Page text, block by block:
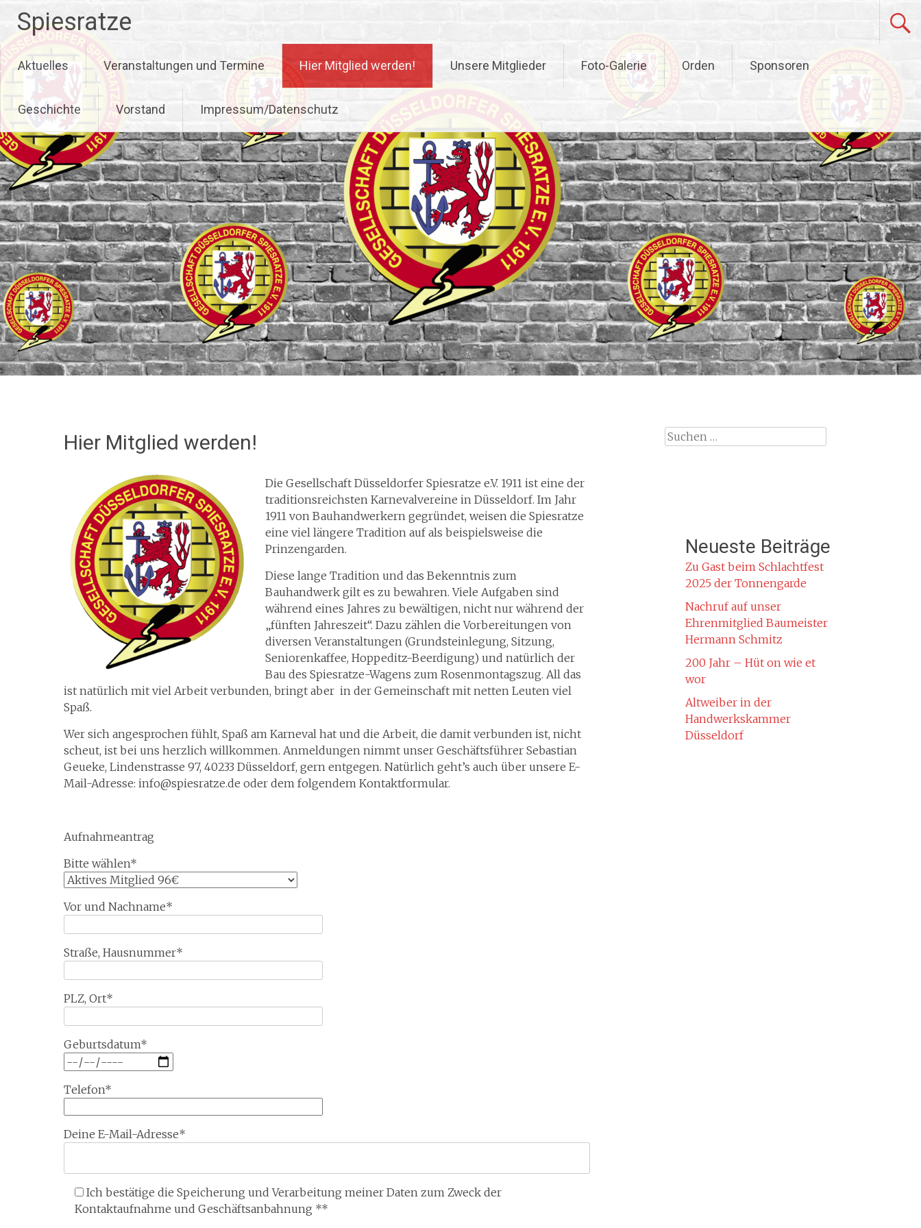
Inhalt
springen
Spiesratze
Aktuelles Veranstaltungen und Termine Hier Mitglied werden! Unsere Mitglieder Foto-Galerie Orden Sponsoren
Geschichte Vorstand Impressum/Datenschutz
Hier Mitglied werden!
Die Gesellschaft Düsseldorfer Spiesratze e.V. 1911 ist eine der
traditionsreichsten Karnevalvereine in Düsseldorf. Im Jahr
1911 von Bauhandwerkern gegründet, weisen die Spiesratze
eine viel längere Tradition auf als beispielsweise die
Prinzengarden.
Diese lange Tradition und das Bekenntnis zum
Bauhandwerk gilt es zu bewahren. Viele Aufgaben sind
während eines Jahres zu bewältigen, nicht nur während der
„fünften Jahreszeit“. Dazu zählen die Vorbereitungen von
diversen Veranstaltungen (Grundsteinlegung, Sitzung,
Seniorenkaffee, Hoppeditz-Beerdigung) und natürlich der
Bau des Spiesratze-Wagens zum Rosenmontagszug. All das
ist natürlich mit viel Arbeit verbunden, bringt aber in der Gemeinschaft mit netten Leuten viel
Spaß.
Wer sich angesprochen fühlt, Spaß am Karneval hat und die Arbeit, die damit verbunden ist, nicht
scheut, ist bei uns herzlich willkommen. Anmeldungen nimmt unser Geschäftsführer Sebastian
Geueke, Lindenstrasse 97, 40233 Düsseldorf, gern entgegen. Natürlich geht’s auch über unsere E-
Mail-Adresse: info@spiesratze.de oder dem folgendem Kontaktformular.
Aufnahmeantrag
Bitte wählen*
Vor und Nachname*
Straße, Hausnummer*
PLZ, Ort*
Geburtsdatum*
Telefon*
Deine E-Mail-Adresse*
Ich bestätige die Speicherung und Verarbeitung meiner Daten zum Zweck der
Kontaktaufnahme und Geschäftsanbahnung **
Suche
Neueste Beiträge
Zu Gast beim Schlachtfest
2025 der Tonnengarde
Nachruf auf unser
Ehrenmitglied Baumeister
Hermann Schmitz
200 Jahr – Hüt on wie et
wor
Altweiber in der
Handwerkskammer
Düsseldorf